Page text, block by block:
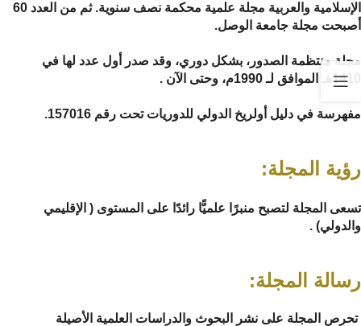
الإسلامية والعربية مجلة علمية محكمة نصف سنوية. ثم من العدد 60
أصبحت مجلة جامعة الوصل.
مجلة منتظمة الصدور، بشكل دوري، وقد صدر أول عدد لها في
1410هـ الموافق لـ 1990م، وحتى الآن .
مفهرسة في دليل أولريخ الدولي للدوريات تحت رقم 157016.
رؤية المجلة:
تسعى المجلة لتصبح منبرًا علميًّا رائدًا على المستوى ( الإقليمي
والدولي) .
رسالة المجلة:
تحرص المجلة على نشر البحوث والدراسات العلمية الأصيلة